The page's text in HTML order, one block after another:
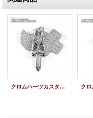
クロムハーツカスタム 3トリンケッツペンダント パヴェダイヤ